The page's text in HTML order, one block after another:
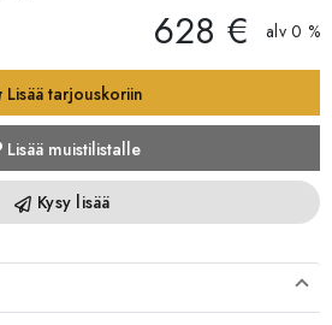
628 € alv 0 %
Lisää tarjouskoriin
Lisää muistilistalle
Kysy lisää